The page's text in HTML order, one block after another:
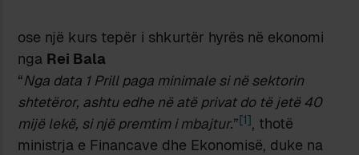
ose një kurs tepër i shkurtër hyrës në ekonomi
nga Rei Bala
“Nga data 1 Prill paga minimale si në sektorin
shtetëror, ashtu edhe në atë privat do të jetë 40
mijë lekë, si një premtim i mbajtur.”[1], thotë
ministrja e Financave dhe Ekonomisë, duke na